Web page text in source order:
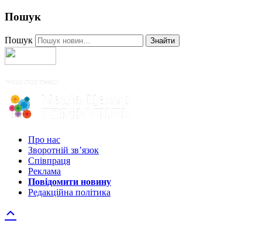
Пошук
Пошук Знайти
Про нас
Зворотній зв’язок
Співпраця
Реклама
Повідомити новину
Редакційна політика